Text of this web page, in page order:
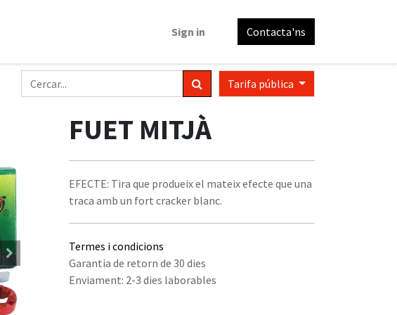
Sign in Contacta'ns
Tarifa pública
FUET MITJÀ
EFECTE: Tira que produeix el mateix efecte que una
traca amb un fort cracker blanc.
Termes i condicions
Garantia de retorn de 30 dies
Enviament: 2-3 dies laborables